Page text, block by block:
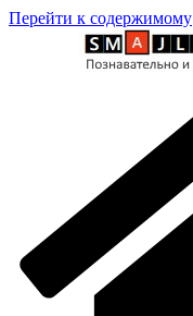
Перейти к содержимому